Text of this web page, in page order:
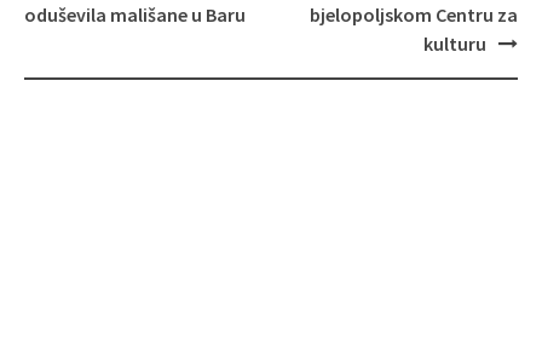
oduševila mališane u Baru
bjelopoljskom Centru za
kulturu